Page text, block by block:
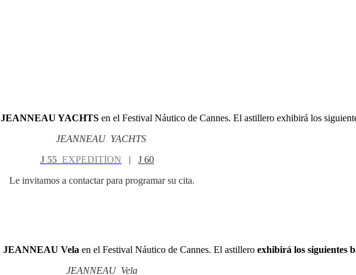
JEANNEAU YACHTSen el Festival Náutico de Cannes. El astillero exhibirá los
JEANNEAU YACHTS
J 55 EXPEDITION | J 60
Le invitamos a contactar para programar su cita.
JEANNEAU Vela en el Festival Náutico de Cannes. El astillero exhibirá los siguientes
JEANNEAU Vela